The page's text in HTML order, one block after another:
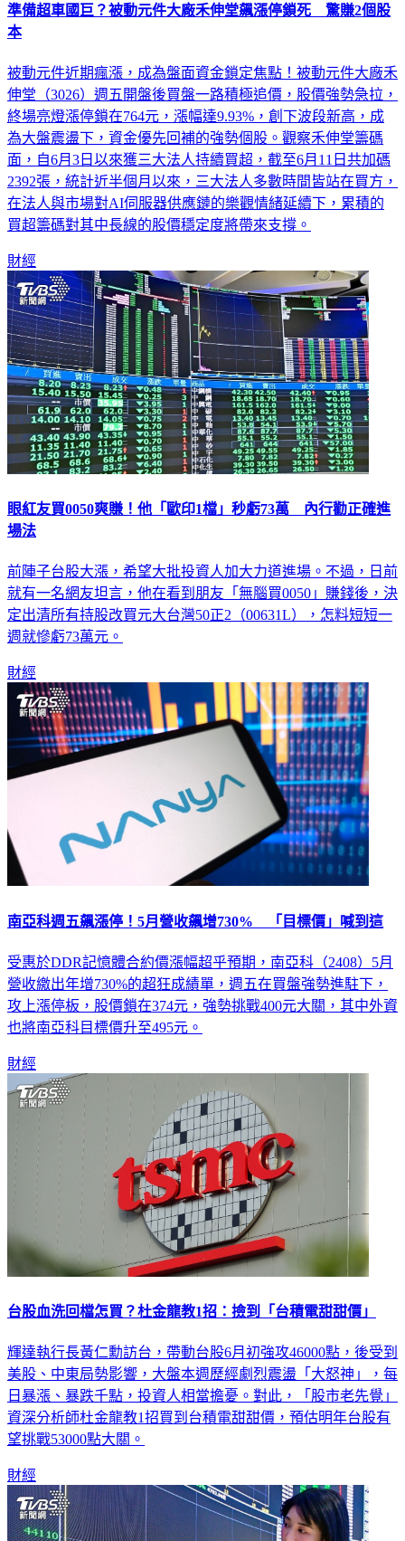
準備超車國巨？被動元件大廠禾伸堂飆漲停鎖死 驚賺2個股
本
被動元件近期瘋漲，成為盤面資金鎖定焦點！被動元件大廠禾
伸堂（3026）週五開盤後買盤一路積極追價，股價強勢急拉，
終場亮燈漲停鎖在764元，漲幅達9.93%，創下波段新高，成
為大盤震盪下，資金優先回補的強勢個股。觀察禾伸堂籌碼
面，自6月3日以來獲三大法人持續買超，截至6月11日共加碼
2392張，統計近半個月以來，三大法人多數時間皆站在買方，
在法人與市場對AI伺服器供應鏈的樂觀情緒延續下，累積的
買超籌碼對其中長線的股價穩定度將帶來支撐。
財經
眼紅友買0050爽賺！他「歐印1檔」秒虧73萬 內行勸正確進
場法
前陣子台股大漲，希望大批投資人加大力道進場。不過，日前
就有一名網友坦言，他在看到朋友「無腦買0050」賺錢後，決
定出清所有持股改買元大台灣50正2（00631L），怎料短短一
週就慘虧73萬元。
財經
南亞科週五飆漲停！5月營收飆增730% 「目標價」喊到這
受惠於DDR記憶體合約價漲幅超乎預期，南亞科（2408）5月
營收繳出年增730%的超狂成績單，週五在買盤強勢進駐下，
攻上漲停板，股價鎖在374元，強勢挑戰400元大關，其中外資
也將南亞科目標價升至495元。
財經
台股血洗回檔怎買？杜金龍教1招：撿到「台積電甜甜價」
輝達執行長黃仁勳訪台，帶動台股6月初強攻46000點，後受到
美股、中東局勢影響，大盤本週歷經劇烈震盪「大怒神」，每
日暴漲、暴跌千點，投資人相當擔憂。對此，「股市老先覺」
資深分析師杜金龍教1招買到台積電甜甜價，預估明年台股有
望挑戰53000點大關。
財經